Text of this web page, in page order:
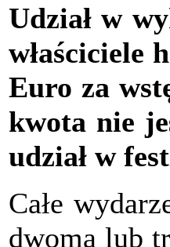
Udział w
właściciele
Euro za
kwota nie
udział w
Całe
dwoma lub